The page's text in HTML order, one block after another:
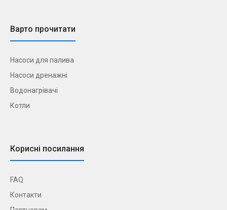
Варто прочитати
Насоси для палива
Насоси дренажні
Водонагрівачі
Котли
Корисні посилання
FAQ
Контакти